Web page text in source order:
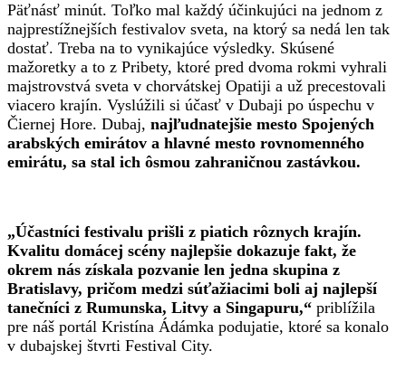
Päťnásť minút. Toľko mal každý účinkujúci na jednom z
najprestížnejších festivalov sveta, na ktorý sa nedá len tak
dostať. Treba na to vynikajúce výsledky. Skúsené
mažoretky a to z Pribety, ktoré pred dvoma rokmi vyhrali
majstrovstvá sveta v chorvátskej Opatiji a už precestovali
viacero krajín. Vyslúžili si účasť v Dubaji po úspechu v
Čiernej Hore. Dubaj, najľudnatejšie mesto Spojených
arabských emirátov a hlavné mesto rovnomenného
emirátu, sa stal ich ôsmou zahraničnou zastávkou.
„Účastníci festivalu prišli z piatich rôznych krajín.
Kvalitu domácej scény najlepšie dokazuje fakt, že
okrem nás získala pozvanie len jedna skupina z
Bratislavy, pričom medzi súťažiacimi boli aj najlepší
tanečníci z Rumunska, Litvy a Singapuru,“ priblížila
pre náš portál Kristína Ádámka podujatie, ktoré sa konalo
v dubajskej štvrti Festival City.